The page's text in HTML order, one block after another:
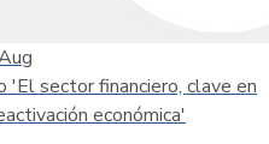
'El sector financiero, clave en
económica'